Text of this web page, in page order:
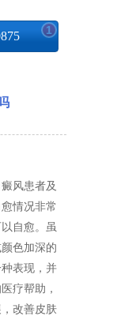
1
风患者及
情况非常
自愈。虽
色加深的
表现，并
疗帮助，
改善皮肤